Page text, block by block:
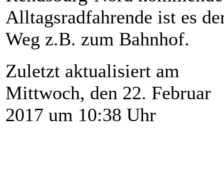
Alltagsradfahrende ist es
Weg z.B. zum Bahnhof.
Zuletzt aktualisiert am
Mittwoch, den 22. Februar
2017 um 10:38 Uhr